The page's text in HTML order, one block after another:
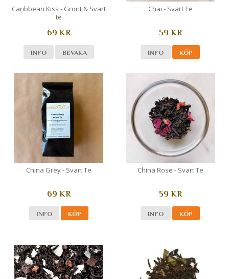
Caribbean Kiss - Grönt & Svart
te
69 KR
INFO BEVAKA
Chai - Svart Te
59 KR
INFO KÖP
China Grey - Svart Te
69 KR
INFO KÖP
China Rose - Svart Te
59 KR
INFO KÖP